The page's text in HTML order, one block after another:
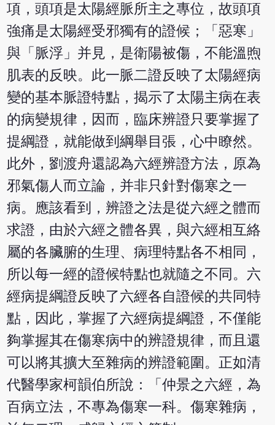
項，頭項是太陽經脈所主之專位，故頭項
強痛是太陽經受邪獨有的證候；「惡寒」
與「脈浮」并見，是衛陽被傷，不能溫煦
肌表的反映。此一脈二證反映了太陽經病
變的基本脈證特點，揭示了太陽主病在表
的病變規律，因而，臨床辨證只要掌握了
提綱證，就能做到綱舉目張，心中瞭然。
此外，劉渡舟還認為六經辨證方法，原為
邪氣傷人而立論，并非只針對傷寒之一
病。應該看到，辨證之法是從六經之體而
求證，由於六經之體各異，與六經相互絡
屬的各臟腑的生理、病理特點各不相同，
所以每一經的證候特點也就隨之不同。六
經病提綱證反映了六經各自證候的共同特
點，因此，掌握了六經病提綱證，不僅能
夠掌握其在傷寒病中的辨證規律，而且還
可以將其擴大至雜病的辨證範圍。正如清
代醫學家柯韻伯所說：「仲景之六經，為
百病立法，不專為傷寒一科。傷寒雜病，